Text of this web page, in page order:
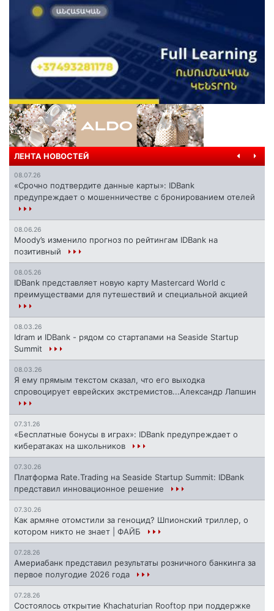
ЛЕНТА НОВОСТЕЙ
08.07.26
«Срочно подтвердите данные карты»: IDBank
предупреждает о мошенничестве с бронированием отелей
08.06.26
Moody’s изменило прогноз по рейтингам IDBank на
позитивный
08.05.26
IDBank представляет новую карту Mastercard World с
преимуществами для путешествий и специальной акцией
08.03.26
Idram и IDBank - рядом со стартапами на Seaside Startup
Summit
08.03.26
Я ему прямым текстом сказал, что его выходка
спровоцирует еврейских экстремистов...Александр Лапшин
07.31.26
«Бесплатные бонусы в играх»: IDBank предупреждает о
кибератаках на школьников
07.30.26
Платформа Rate.Trading на Seaside Startup Summit: IDBank
представил инновационное решение
07.30.26
Как армяне отомстили за геноцид? Шпионский триллер, о
котором никто не знает | ФАЙБ
07.28.26
Америабанк представил результаты розничного банкинга за
первое полугодие 2026 года
07.28.26
Состоялось открытие Khachaturian Rooftop при поддержке